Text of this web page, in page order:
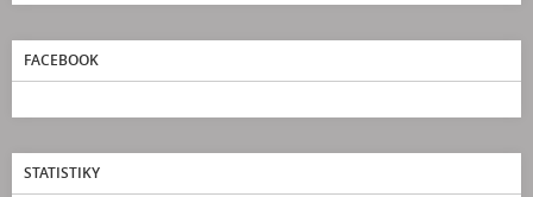
FACEBOOK
STATISTIKY